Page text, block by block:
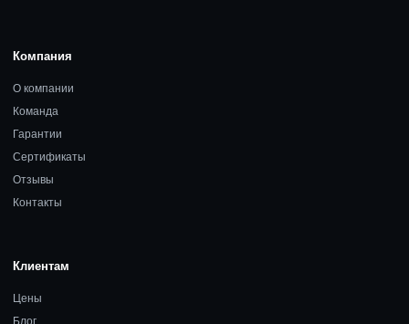
Компания
О компании
Команда
Гарантии
Сертификаты
Отзывы
Контакты
Клиентам
Цены
Блог